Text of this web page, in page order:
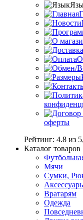
оферты
Рейтинг: 4.8 из 5,
Каталог товаров
Мячи
Сумки,
Вратарям
Одежда